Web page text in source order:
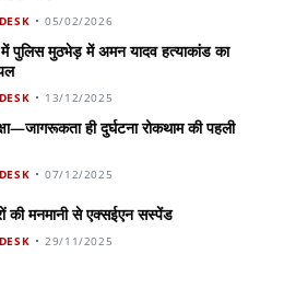
05/02/2026
पुलिस मुठभेड़ में अमन यादव हत्याकांड का
13/12/2025
ही दुर्घटना रोकथाम की पहली
07/12/2025
की मनमानी से एक्सईएन सस्पेंड
29/11/2025